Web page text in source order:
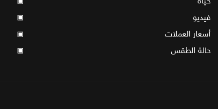
فيديو ▣
أسعار العملات ▣
حالة الطقس ▣